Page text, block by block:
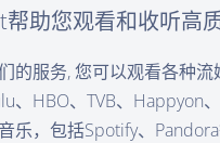
助您观看和收听高
的服务, 您可以观看各种
、HBO、TVB、Happyon
乐，包括Spotify、